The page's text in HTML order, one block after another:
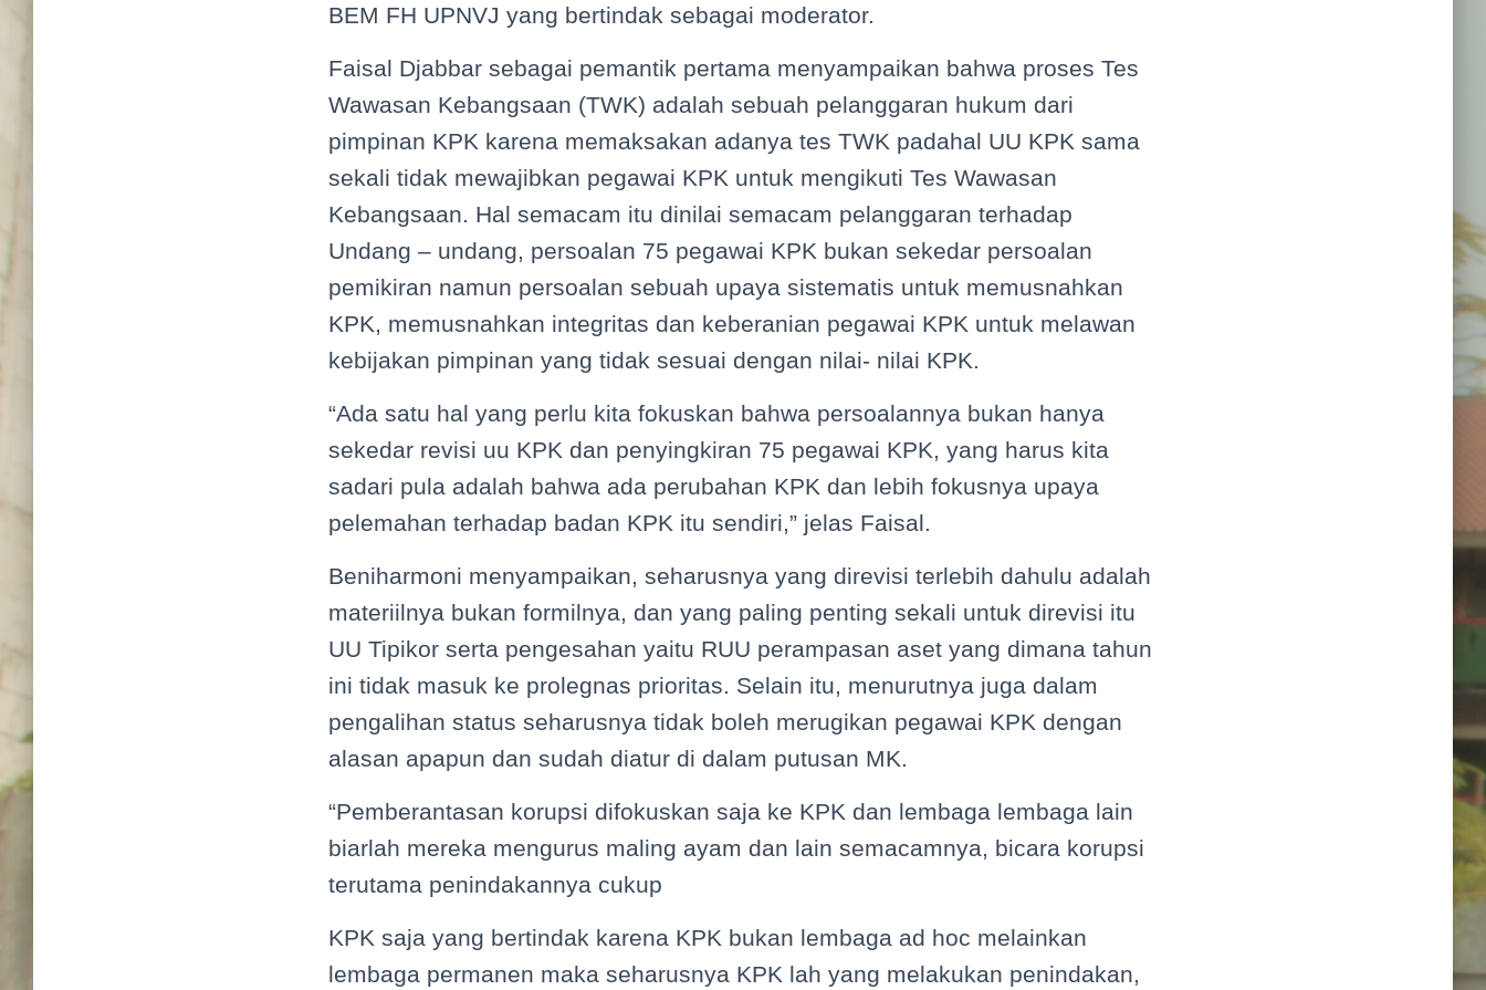
BEM FH UPNVJ yang bertindak sebagai moderator.
Faisal Djabbar sebagai pemantik pertama menyampaikan bahwa proses Tes
Wawasan Kebangsaan (TWK) adalah sebuah pelanggaran hukum dari
pimpinan KPK karena memaksakan adanya tes TWK padahal UU KPK sama
sekali tidak mewajibkan pegawai KPK untuk mengikuti Tes Wawasan
Kebangsaan. Hal semacam itu dinilai semacam pelanggaran terhadap
Undang – undang, persoalan 75 pegawai KPK bukan sekedar persoalan
pemikiran namun persoalan sebuah upaya sistematis untuk memusnahkan
KPK, memusnahkan integritas dan keberanian pegawai KPK untuk melawan
kebijakan pimpinan yang tidak sesuai dengan nilai- nilai KPK.
“Ada satu hal yang perlu kita fokuskan bahwa persoalannya bukan hanya
sekedar revisi uu KPK dan penyingkiran 75 pegawai KPK, yang harus kita
sadari pula adalah bahwa ada perubahan KPK dan lebih fokusnya upaya
pelemahan terhadap badan KPK itu sendiri,” jelas Faisal.
Beniharmoni menyampaikan, seharusnya yang direvisi terlebih dahulu adalah
materiilnya bukan formilnya, dan yang paling penting sekali untuk direvisi itu
UU Tipikor serta pengesahan yaitu RUU perampasan aset yang dimana tahun
ini tidak masuk ke prolegnas prioritas. Selain itu, menurutnya juga dalam
pengalihan status seharusnya tidak boleh merugikan pegawai KPK dengan
alasan apapun dan sudah diatur di dalam putusan MK.
“Pemberantasan korupsi difokuskan saja ke KPK dan lembaga lembaga lain
biarlah mereka mengurus maling ayam dan lain semacamnya, bicara korupsi
terutama penindakannya cukup
KPK saja yang bertindak karena KPK bukan lembaga ad hoc melainkan
lembaga permanen maka seharusnya KPK lah yang melakukan penindakan,